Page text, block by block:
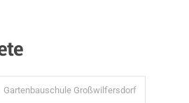
Gartenbauschule Großwilfersdorf